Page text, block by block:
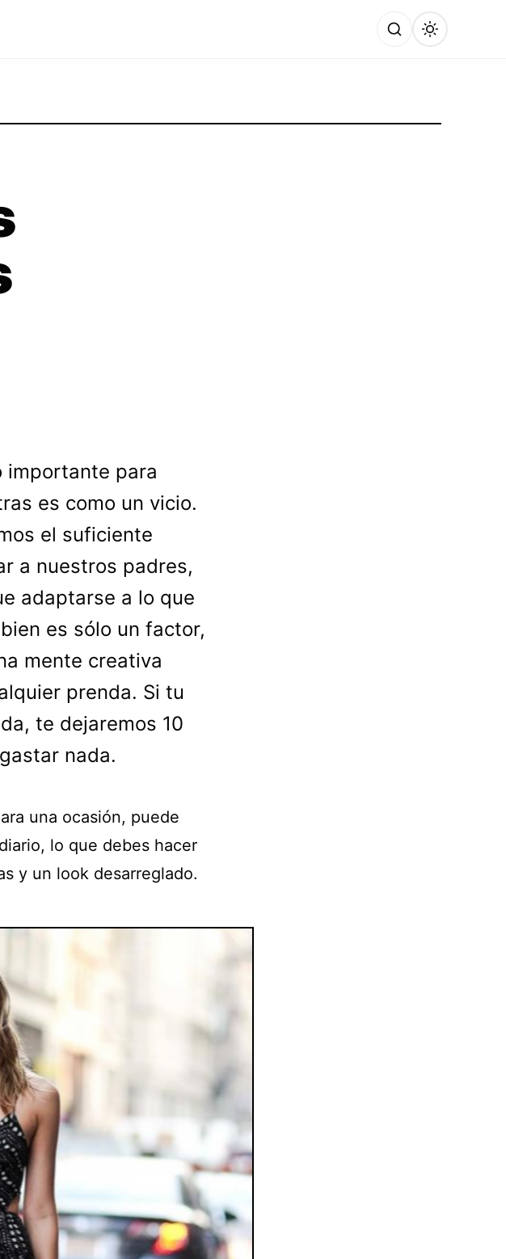
importante para
es como un vicio.
el suficiente
a nuestros padres,
adaptarse a lo que
es sólo un factor,
mente creativa
prenda. Si tu
te dejaremos 10
nada.
una ocasión, puede
lo que debes hacer
y un look desarreglado.